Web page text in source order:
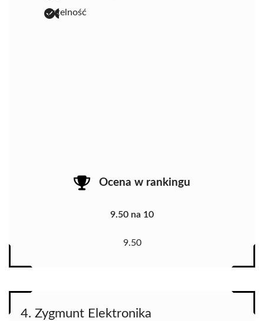
rzetelność
Ocena w rankingu
9.50 na 10
9.50
4. Zygmunt Elektronika